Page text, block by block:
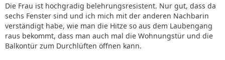
Die Frau ist hochgradig belehrungsresistent. Nur gut, dass da
sechs Fenster sind und ich mich mit der anderen Nachbarin
verständigt habe, wie man die Hitze so aus dem Laubengang
raus bekommt, dass man auch mal die Wohnungstür und die
Balkontür zum Durchlüften öffnen kann.